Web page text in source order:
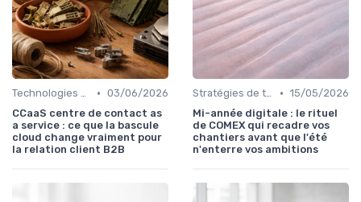
Technologies émergentes • 03/06/2026
CCaaS centre de contact as
a service : ce que la bascule
cloud change vraiment pour
la relation client B2B
Stratégies de transformation • 15/05/2026
Mi-année digitale : le rituel
de COMEX qui recadre vos
chantiers avant que l'été
n'enterre vos ambitions